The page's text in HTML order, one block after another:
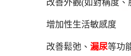
改善外觀(如對稱度、
增加性生活敏感度
改善鬆弛、漏尿等功